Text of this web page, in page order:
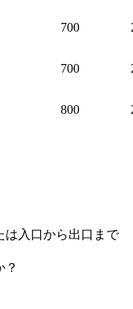
700
700
800
は入口から出口まで
？